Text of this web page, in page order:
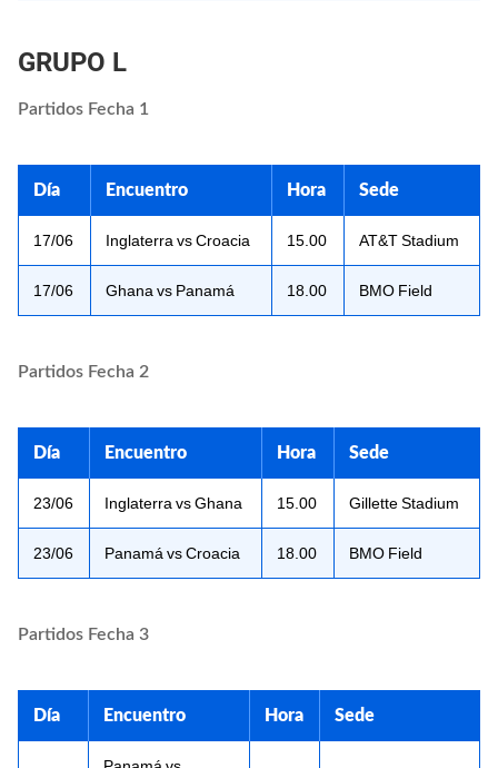
GRUPO L
Partidos Fecha 1
Día Encuentro Hora Sede
17/06 Inglaterra vs Croacia 15.00 AT&T Stadium
17/06 Ghana vs Panamá 18.00 BMO Field
Partidos Fecha 2
Día Encuentro Hora Sede
23/06 Inglaterra vs Ghana 15.00 Gillette Stadium
23/06 Panamá vs Croacia 18.00 BMO Field
Partidos Fecha 3
Día Encuentro Hora Sede